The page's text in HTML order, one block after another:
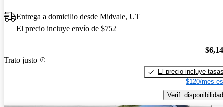
Entrega a domicilio desde Midvale, UT
El precio incluye envío de $752
Trato justo
El precio incluye tasas
$120/mes
Verif. disponibilidad